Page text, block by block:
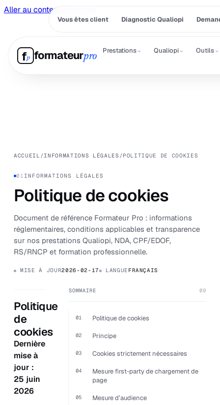
Aller au contenu principal
Vous êtes client Diagnostic Qualiopi
fp formateurpro
Prestations⌄ Qualiopi⌄ Outils⌄
ACCUEIL / INFORMATIONS LÉGALES / POLITIQUE DE COOKIES
01 INFORMATIONS LÉGALES
Politique de cookies
Document de référence Formateur Pro : informations
réglementaires, conditions applicables et transparence
sur nos prestations Qualiopi, NDA, CPF/EDOF,
RS/RNCP et formation professionnelle.
MISE À JOUR2026-02-17 LANGUE FRANÇAIS
Politique
de
cookies
Dernière
mise à
jour :
25 juin
2026
SOMMAIRE 09
01 Politique de cookies
02 Principe
03 Cookies strictement nécessaires
04
Mesure first-party de chargement de
page
05 Mesure d’audience